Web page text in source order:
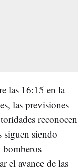
las 16:15 en la
las previsiones
reconocen
siguen siendo
el avance de las